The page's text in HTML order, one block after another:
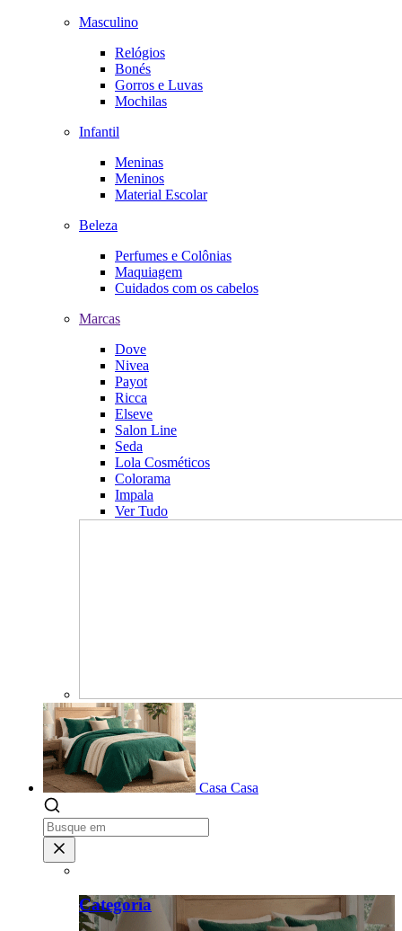
Masculino
Relógios
Bonés
Gorros e Luvas
Mochilas
Infantil
Meninas
Meninos
Material Escolar
Beleza
Perfumes e Colônias
Maquiagem
Cuidados com os cabelos
Marcas
Dove
Nivea
Payot
Ricca
Elseve
Salon Line
Seda
Lola Cosméticos
Colorama
Impala
Ver Tudo
Casa Casa
Categoria